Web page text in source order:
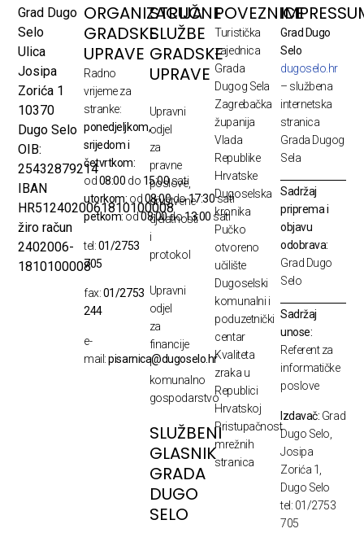
Grad Dugo
Selo
Ulica
Josipa
Zorića 1
10370
Dugo Selo
OIB:
25432879214
IBAN
HR5124020061810100008
žiro račun
2402006-
1810100008
ORGANIZACIJA
GRADSKE
UPRAVE
Radno
vrijeme za
stranke:
ponedjeljkom,
srijedom i
četvrtkom:
od08:00 do 15:00sati
utorkom: od08:00do17:30sati
petkom:od08:00do13:00 sati
tel:01/2753
705
fax:01/2753
244
e-
mail:pisarnica@dugoselo.hr
STRUČNE
SLUŽBE
GRADSKE
UPRAVE
Upravni
odjel
za
pravne
poslove,
društvene
djelatnosti
i
protokol
Upravni
odjel
za
financije
i
komunalno
gospodarstvo
SLUŽBENI
GLASNIK
GRADA
DUGO
SELO
POVEZNICE
Turistička
zajednica
Grada
Dugog Sela
Zagrebačka
županija
Vlada
Republike
Hrvatske
Dugoselska
kronika
Pučko
otvoreno
učilište
Dugoselski
komunalni i
poduzetnički
centar
Kvaliteta
zraka u
Republici
Hrvatskoj
Pristupačnost
mrežnih
stranica
Grad Dugo
Selo
dugoselo.hr
– službena
internetska
stranica
Grada Dugog
Sela
Sadržaj
priprema i
objavu
odobrava:
Grad Dugo
Selo
Sadržaj
unose:
Referent za
informatičke
poslove
Izdavač: Grad
Dugo Selo,
Josipa
Zorića 1,
Dugo Selo
tel: 01/2753
705